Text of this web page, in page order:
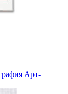
Арт-